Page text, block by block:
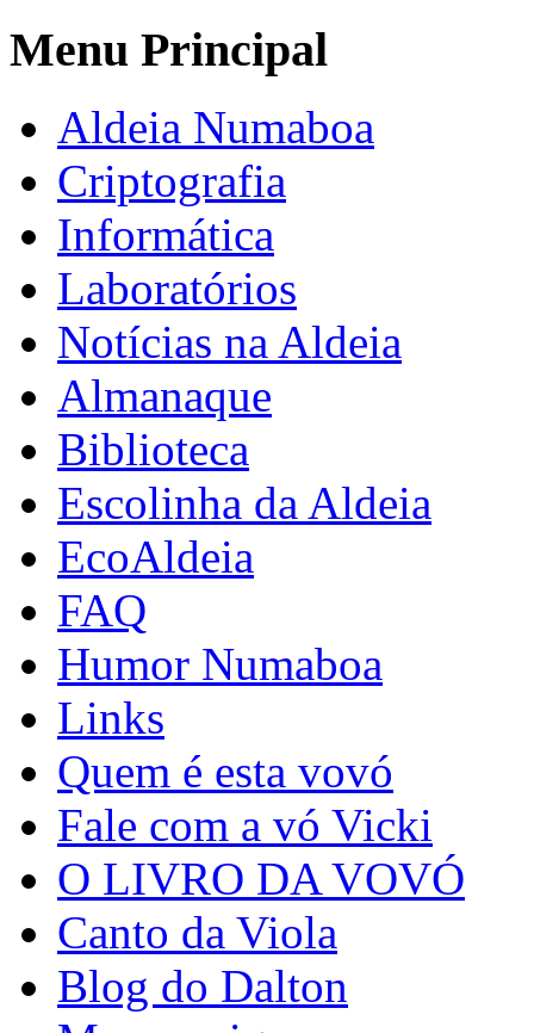
Menu Principal
Aldeia Numaboa
Criptografia
Informática
Laboratórios
Notícias na Aldeia
Almanaque
Biblioteca
Escolinha da Aldeia
EcoAldeia
FAQ
Humor Numaboa
Links
Quem é esta vovó
Fale com a vó Vicki
O LIVRO DA VOVÓ
Canto da Viola
Blog do Dalton